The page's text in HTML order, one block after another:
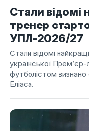
Стали відомі
тренер
УПЛ-2026/27
Стали відомі
української
футболістом
Еліаса.